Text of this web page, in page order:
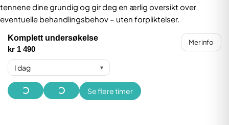
tennene dine grundig og gir deg en ærlig oversikt over
eventuelle behandlingsbehov – uten forpliktelser.
Komplett undersøkelse
kr 1 490
Mer info
I dag ▾
Se flere timer